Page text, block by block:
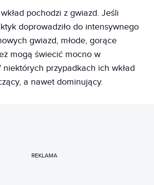
pochodzi z gwiazd. Jeśli
doprowadziło do intensywnego
gwiazd, młode, gorące
mogą świecić mocno w
niektórych przypadkach ich wkład
a nawet dominujący.
REKLAMA